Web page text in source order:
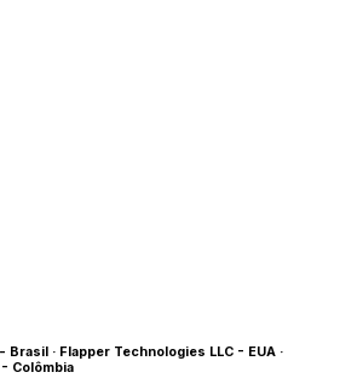
Brasil · Flapper Technologies LLC - EUA ·
- Colômbia